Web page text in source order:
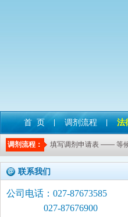
首 页 | 调剂流程 法
调剂流程： 填写调剂申请表 —— 等
联系我们
公司电话：027-87673585
027-87676900